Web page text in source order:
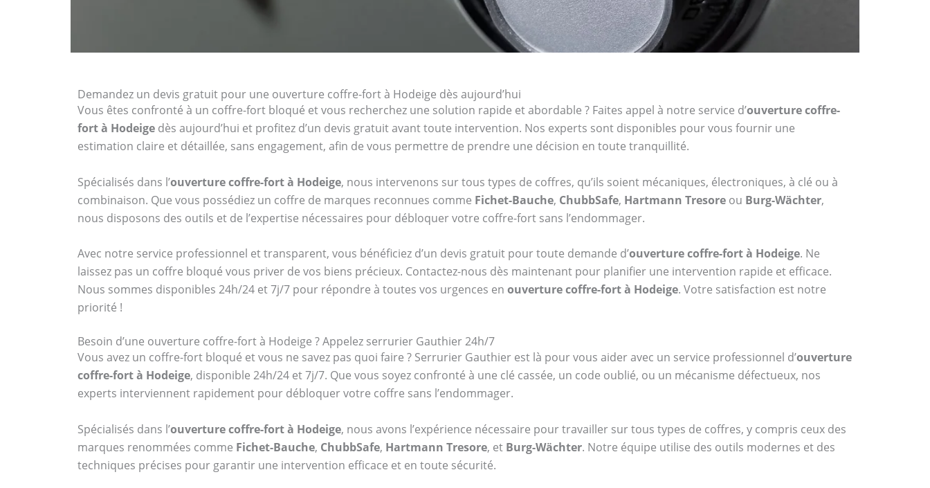
Demandez un devis gratuit pour une ouverture coffre-fort à Hodeige dès aujourd’hui
Vous êtes confronté à un coffre-fort bloqué et vous recherchez une solution rapide et abordable ? Faites appel à notre service d’ouverture coffre-
fort à Hodeige dès aujourd’hui et profitez d’un devis gratuit avant toute intervention. Nos experts sont disponibles pour vous fournir une
estimation claire et détaillée, sans engagement, afin de vous permettre de prendre une décision en toute tranquillité.
Spécialisés dans l’ouverture coffre-fort à Hodeige, nous intervenons sur tous types de coffres, qu’ils soient mécaniques, électroniques, à clé ou à
combinaison. Que vous possédiez un coffre de marques reconnues comme Fichet-Bauche, ChubbSafe, Hartmann Tresore ou Burg-Wächter,
nous disposons des outils et de l’expertise nécessaires pour débloquer votre coffre-fort sans l’endommager.
Avec notre service professionnel et transparent, vous bénéficiez d’un devis gratuit pour toute demande d’ouverture coffre-fort à Hodeige. Ne
laissez pas un coffre bloqué vous priver de vos biens précieux. Contactez-nous dès maintenant pour planifier une intervention rapide et efficace.
Nous sommes disponibles 24h/24 et 7j/7 pour répondre à toutes vos urgences en ouverture coffre-fort à Hodeige. Votre satisfaction est notre
priorité !
Besoin d’une ouverture coffre-fort à Hodeige ? Appelez serrurier Gauthier 24h/7
Vous avez un coffre-fort bloqué et vous ne savez pas quoi faire ? Serrurier Gauthier est là pour vous aider avec un service professionnel d’ouverture
coffre-fort à Hodeige, disponible 24h/24 et 7j/7. Que vous soyez confronté à une clé cassée, un code oublié, ou un mécanisme défectueux, nos
experts interviennent rapidement pour débloquer votre coffre sans l’endommager.
Spécialisés dans l’ouverture coffre-fort à Hodeige, nous avons l’expérience nécessaire pour travailler sur tous types de coffres, y compris ceux des
marques renommées comme Fichet-Bauche, ChubbSafe, Hartmann Tresore, et Burg-Wächter. Notre équipe utilise des outils modernes et des
techniques précises pour garantir une intervention efficace et en toute sécurité.